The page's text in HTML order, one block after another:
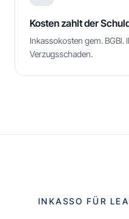
Kosten zahlt der
Inkassokosten gem. BGBl.
Verzugsschaden.
INKASSO FÜR